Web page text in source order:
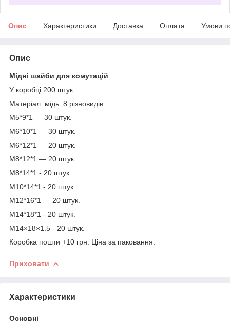
Опис Характеристики Доставка Оплата Умови
Опис
Мідні шайби для комутацій
У коробці 200 штук.
Матеріал: мідь. 8 різновидів.
М5*9*1 — 30 штук.
М6*10*1 — 30 штук.
М6*12*1 — 20 штук.
М8*12*1 — 20 штук.
М8*14*1 - 20 штук.
М10*14*1 - 20 штук.
М12*16*1 — 20 штук.
М14*18*1 - 20 штук.
М14×18×1.5 - 20 штук.
Коробка пошти +10 грн. Ціна за паковання.
Приховати
Характеристики
Основні